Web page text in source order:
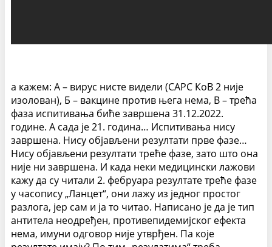
а кажем: А – вирус нисте видели (САРС КоВ 2 није
изолован), Б – вакцине против њега нема, В – трећа
фаза испитивања биће завршена 31.12.2022.
године. А сада је 21. година… Испитивања нису
завршена. Нису објављени резултати прве фазе…
Нису објављени резултати треће фазе, зато што она
није ни завршена. И када неки медицински лажови
кажу да су читали 2. фебруара резултате треће фазе
у часопису „Ланцет“, они лажу из једног простог
разлога, јер сам и ја то читао. Написано је да је тип
антитела неодређен, противепидемијског ефекта
нема, имуни одговор није утврђен. Па које